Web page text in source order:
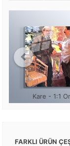
Kare - 1:1
FARKLI ÜRÜN